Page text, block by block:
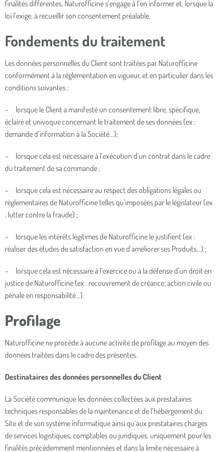
finalités différentes, Naturofficine s’engage à l’en informer et, lorsque la
loi l’exige, à recueillir son consentement préalable.
Fondements du traitement
Les données personnelles du Client sont traitées par Naturofficine
conformément à la réglementation en vigueur, et en particulier dans les
conditions suivantes :
– lorsque le Client a manifesté un consentement libre, spécifique,
éclairé et univoque concernant le traitement de ses données (ex :
demande d’information à la Société…);
– lorsque cela est nécessaire à l’exécution d’un contrat dans le cadre
du traitement de sa commande ;
– lorsque cela est nécessaire au respect des obligations légales ou
réglementaires de Naturofficine telles qu’imposées par le législateur (ex
: lutter contre la fraude) ;
– lorsque les intérêts légitimes de Naturofficine le justifient (ex :
réaliser des études de satisfaction en vue d’améliorer ses Produits…) ;
– lorsque cela est nécessaire à l’exercice ou à la défense d’un droit en
justice de Naturofficine (ex : recouvrement de créance, action civile ou
pénale en responsabilité…).
Profilage
Naturofficine ne procède à aucune activité de profilage au moyen des
données traitées dans le cadre des présentes.
Destinataires des données personnelles du Client
La Société communique les données collectées aux prestataires
techniques responsables de la maintenance et de l’hébergement du
Site et de son système informatique ainsi qu’aux prestataires chargés
de services logistiques, comptables ou juridiques, uniquement pour les
finalités précédemment mentionnées et dans la limite nécessaire à